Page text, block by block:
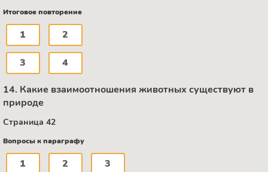
Итоговое повторение
1 2
3 4
14. Какие взаимоотношения животных существуют в
природе
Страница 42
Вопросы к параграфу
1 2 3